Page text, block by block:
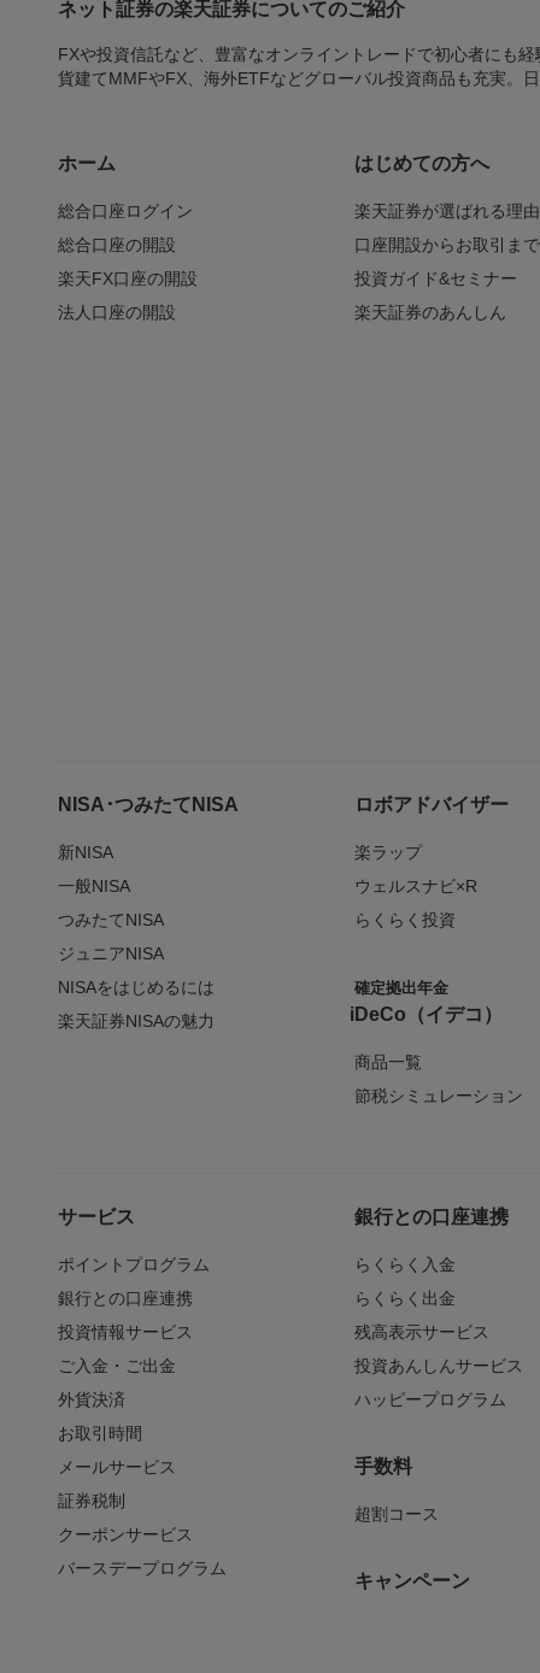
ネット証券の楽天証券についてのご紹介
FXや投資信託など、豊富なオンライントレードで初心者にも
貨建てMMFやFX、海外ETFなどグローバル投資商品も充実。
ホーム
総合口座ログイン
総合口座の開設
楽天FX口座の開設
法人口座の開設
はじめての方へ
楽天証券が選ばれる理由
口座開設からお取引ま
投資ガイド&セミナー
楽天証券のあんしん
NISA･つみたてNISA
新NISA
一般NISA
つみたてNISA
ジュニアNISA
NISAをはじめるには
楽天証券NISAの魅力
ロボアドバイザー
楽ラップ
ウェルスナビ×R
らくらく投資
確定拠出年金
iDeCo（イデコ）
商品一覧
節税シミュレーション
サービス
ポイントプログラム
銀行との口座連携
投資情報サービス
ご入金・ご出金
外貨決済
お取引時間
メールサービス
証券税制
クーポンサービス
バースデープログラム
銀行との口座連携
らくらく入金
らくらく出金
残高表示サービス
投資あんしんサービス
ハッピープログラム
手数料
超割コース
キャンペーン